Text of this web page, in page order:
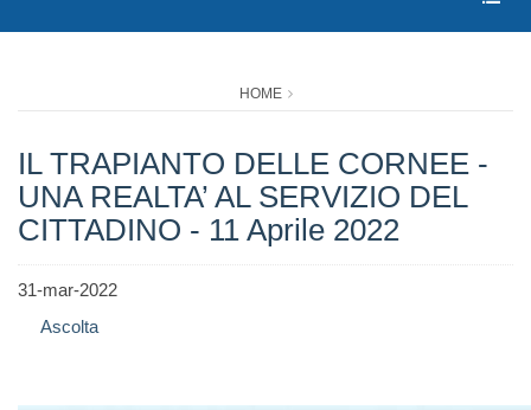
HOME
IL TRAPIANTO DELLE CORNEE -
UNA REALTA’ AL SERVIZIO DEL
CITTADINO - 11 Aprile 2022
31-mar-2022
Ascolta